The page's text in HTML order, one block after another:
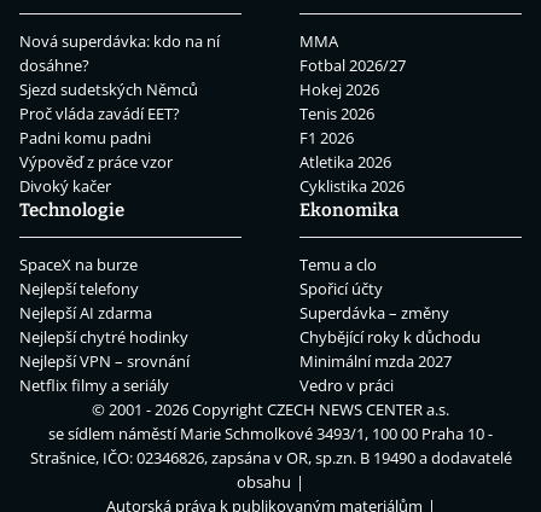
Nová superdávka: kdo na ní
dosáhne?
Sjezd sudetských Němců
Proč vláda zavádí EET?
Padni komu padni
Výpověď z práce vzor
Divoký kačer
MMA
Fotbal 2026/27
Hokej 2026
Tenis 2026
F1 2026
Atletika 2026
Cyklistika 2026
Technologie
SpaceX na burze
Nejlepší telefony
Nejlepší AI zdarma
Nejlepší chytré hodinky
Nejlepší VPN – srovnání
Netflix filmy a seriály
Ekonomika
Temu a clo
Spořicí účty
Superdávka – změny
Chybějící roky k důchodu
Minimální mzda 2027
Vedro v práci
© 2001 - 2026 CopyrightCZECH NEWS CENTER a.s.
se sídlem náměstí Marie Schmolkové 3493/1, 100 00 Praha 10 -
Strašnice, IČO: 02346826, zapsána v OR, sp.zn. B 19490 a dodavatelé
obsahu
Autorská práva k publikovaným materiálům